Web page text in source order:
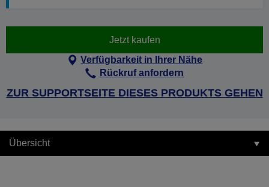
Jetzt kaufen
Verfügbarkeit in Ihrer Nähe
Rückruf anfordern
ZUR SUPPORTSEITE DIESES PRODUKTS GEHEN
Übersicht